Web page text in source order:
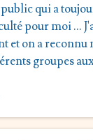
qui a
pour moi …
et on a reconnu
groupes